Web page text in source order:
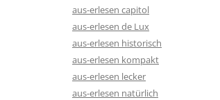
aus-erlesen capitol
aus-erlesen de Lux
aus-erlesen historisch
aus-erlesen kompakt
aus-erlesen lecker
aus-erlesen natürlich